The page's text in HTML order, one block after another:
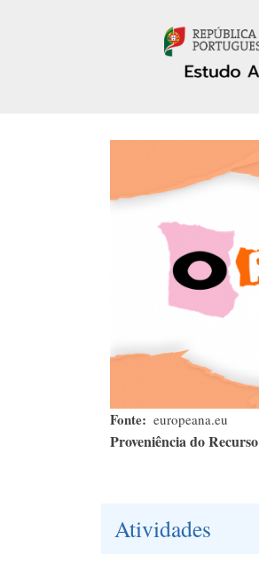
Fonte europeana.eu
Proveniência do Recurso
Atividades